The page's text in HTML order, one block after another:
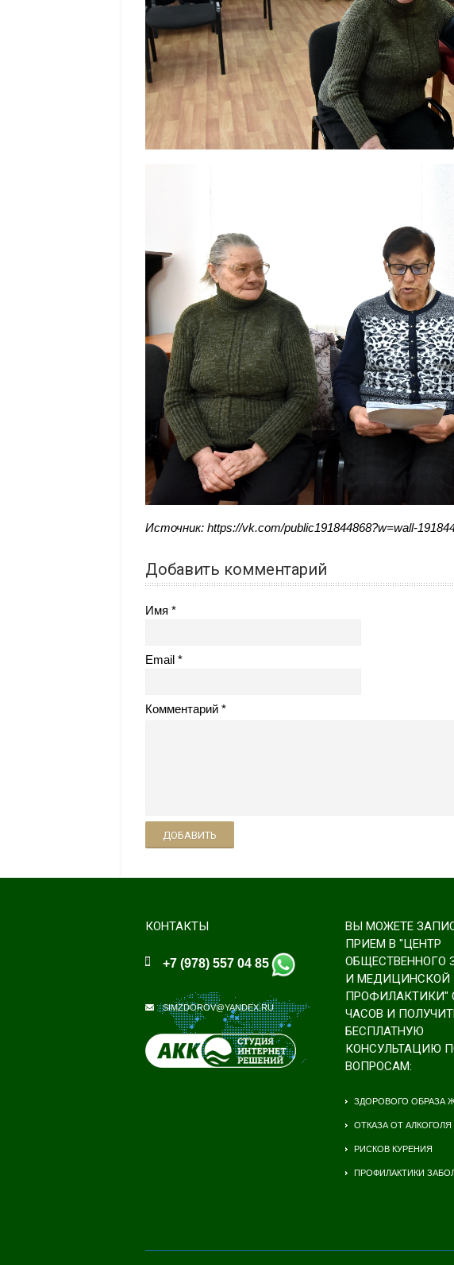
Источник: https://vk.com/public191844868?w=wall-
Добавить комментарий
Имя
Email
Комментарий
ДОБАВИТЬ
КОНТАКТЫ
+7 (978) 557 04 85
SIMZDOROV@YANDEX.RU
ВЫ МОЖЕТЕ
ПРИЕМ В "ЦЕНТР
ОБЩЕСТВЕННОГО
И МЕДИЦИНСКОЙ
ПРОФИЛАКТИКИ"
ЧАСОВ И
БЕСПЛАТНУЮ
КОНСУЛЬТАЦИЮ
ВОПРОСАМ:
ЗДОРОВОГО ОБРАЗА
ОТКАЗА ОТ АЛКОГОЛЯ
РИСКОВ КУРЕНИЯ
ПРОФИЛАКТИКИ